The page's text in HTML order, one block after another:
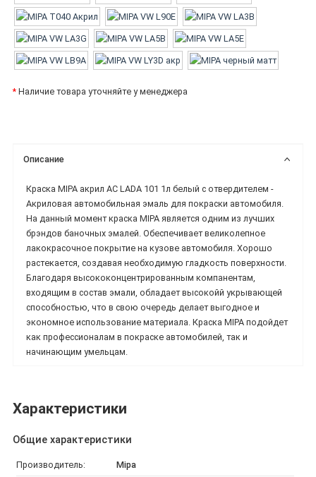
* Наличие товара уточняйте у менеджера
Описание
Краска MIPA акрил AC LADA 101 1л белый с отвердителем -
Акриловая автомобильная эмаль для покраски автомобиля.
На данный момент краска MIPA является одним из лучших
брэндов баночных эмалей. Обеспечивает великолепное
лакокрасочное покрытие на кузове автомобиля. Хорошо
растекается, создавая необходимую гладкость поверхности.
Благодаря высококонцентрированным компанентам,
входящим в состав эмали, обладает высокойй укрывающей
способностью, что в свою очередь делает выгодное и
экономное использование материала. Краска MIPA подойдет
как профессионалам в покраске автомобилей, так и
начинающим умельцам.
Характеристики
Общие характеристики
Производитель: Mipa